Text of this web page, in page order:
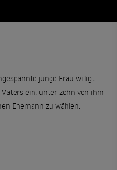
junge Frau willigt
ein, unter zehn von ihm
Ehemann zu wählen.